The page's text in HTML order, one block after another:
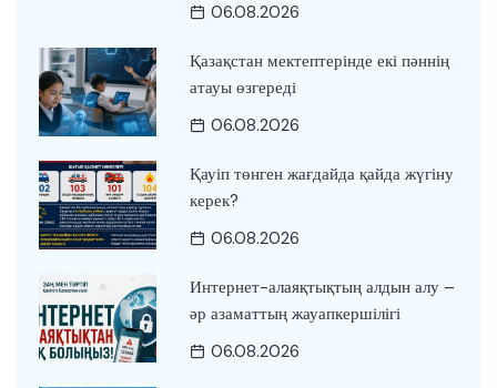
06.08.2026
Қазақстан мектептерінде екі пәннің
атауы өзгереді
06.08.2026
Қауіп төнген жағдайда қайда жүгіну
керек?
06.08.2026
Интернет-алаяқтықтың алдын алу –
әр азаматтың жауапкершілігі
06.08.2026